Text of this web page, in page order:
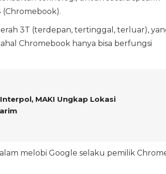
3T (terdepan, tertinggal, terluar),
Chromebook hanya bisa berfungsi
MAKI Ungkap Lokasi
melobi Google selaku pemilik